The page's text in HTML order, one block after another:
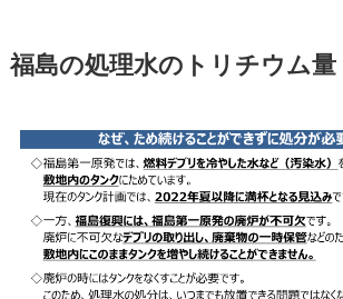
福島の処理水のトリチウム量